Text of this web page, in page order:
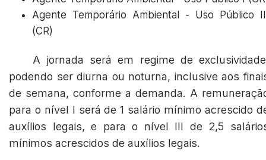
Agente Temporário Ambiental - Uso Público
(CR)
A jornada será em regime de
podendo ser diurna ou noturna, inclusive aos
de semana, conforme a demanda. A
para o nível I será de 1 salário mínimo acrescido
auxílios legais, e para o nível III de 2,5
mínimos acrescidos de auxílios legais.